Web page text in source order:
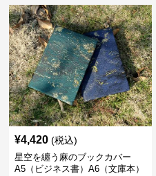
¥4,420 (税込)
星空を纏う麻のブックカバー
A5（ビジネス書）A6（文庫本）